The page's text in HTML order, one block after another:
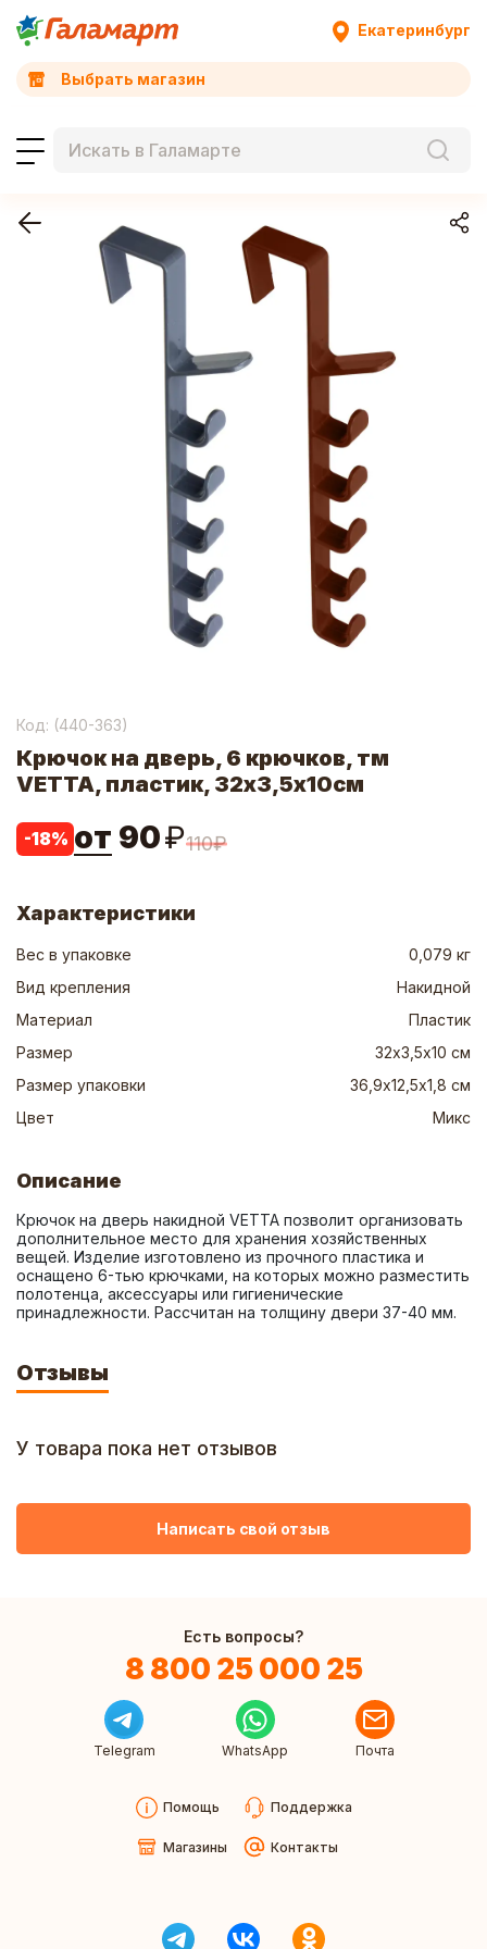
Екатеринбург
Выбрать магазин
Код: (440-363)
Крючок на дверь, 6 крючков, тм
VETTA, пластик, 32х3,5х10см
-18% от 90₽110₽
Характеристики
Вес в упаковке
0,079 кг
Вид крепления
Накидной
Материал
Пластик
Размер
32х3,5х10 см
Размер упаковки
36,9х12,5х1,8 см
Цвет
Микс
Описание
Крючок на дверь накидной VETTA позволит организовать
дополнительное место для хранения хозяйственных
вещей. Изделие изготовлено из прочного пластика и
оснащено 6-тью крючками, на которых можно разместить
полотенца, аксессуары или гигиенические
принадлежности. Рассчитан на толщину двери 37-40 мм.
Отзывы
У товара пока нет отзывов
Написать свой отзыв
Есть вопросы?
8 800 25 000 25
Telegram WhatsApp Почта
Помощь Поддержка
Магазины Контакты